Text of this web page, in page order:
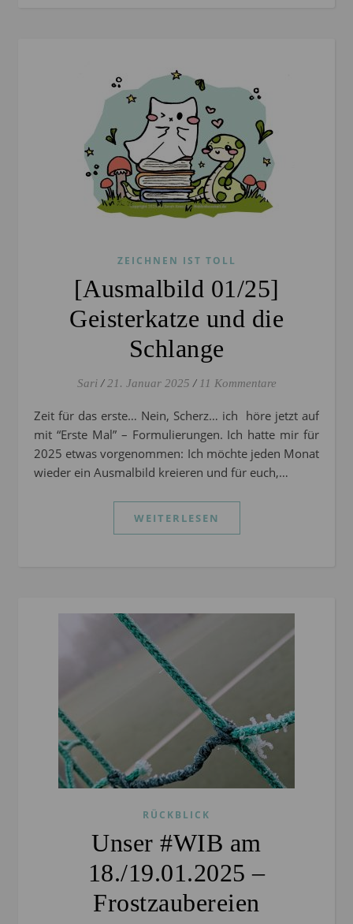
ZEICHNEN IST TOLL
[Ausmalbild 01/25]
Geisterkatze und die
Schlange
Sari / 21. Januar 2025 / 11 Kommentare
Zeit für das erste… Nein, Scherz… ich höre jetzt auf
mit “Erste Mal” – Formulierungen. Ich hatte mir für
2025 etwas vorgenommen: Ich möchte jeden Monat
wieder ein Ausmalbild kreieren und für euch,…
WEITERLESEN
RÜCKBLICK
Unser #WIB am
18./19.01.2025 –
Frostzaubereien